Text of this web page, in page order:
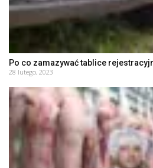
Po co zamazywać tablice
28 lutego, 2023